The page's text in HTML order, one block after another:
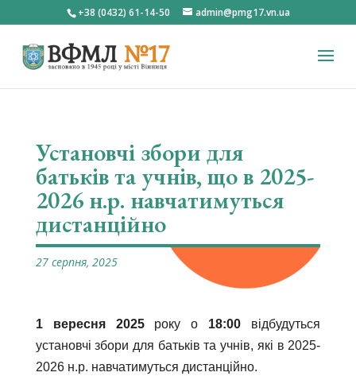
+38 (0432) 61-14-50 admin@pmg17.vn.ua
Установчі збори для
батьків та учнів, що в 2025-
2026 н.р. навчатимуться
дистанційно
27 серпня, 2025
1 вересня 2025року о 18:00 відбудуться
установчі збори для батьків та учнів, які в 2025-
2026 н.р. навчатимуться дистанційно.